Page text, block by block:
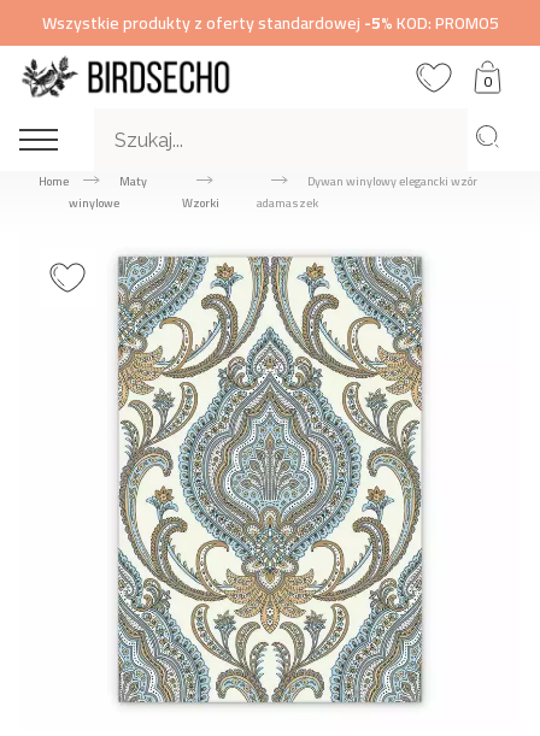
Wszystkie produkty z oferty standardowej-5%KOD: PROMO5
0
Home
Maty
winylowe
Wzorki
Dywan winylowy elegancki wzór
adamaszek